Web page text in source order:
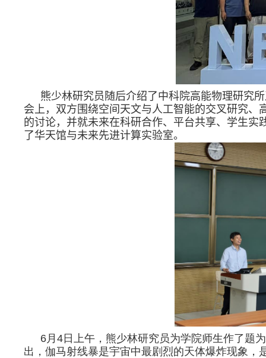
熊少林研究员随后介绍了中科院高能物理研究
会上，双方围绕空间天文与人工智能的交叉研究
的讨论，并就未来在科研合作、平台共享、学生
了华天馆与未来先进计算实验室。
6月 4日上午，熊少林研究员为学院师生作了题
出，伽马射线暴是宇宙中最剧烈的天体爆炸现象